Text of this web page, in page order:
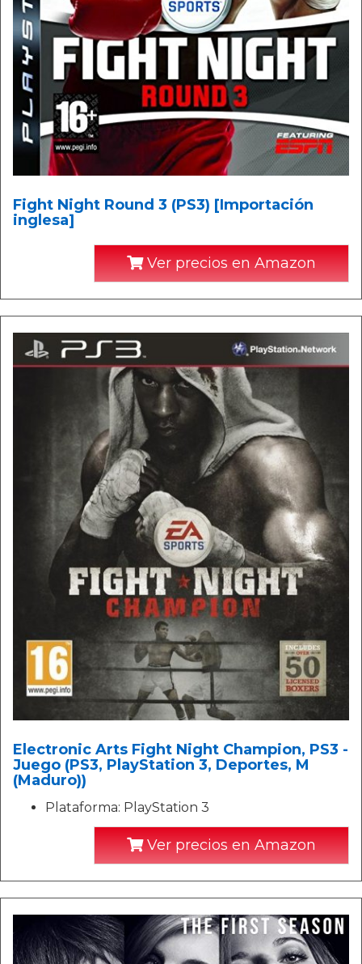
Fight Night Round 3 (PS3) [Importación
inglesa]
Ver precios en Amazon
Electronic Arts Fight Night Champion, PS3 -
Juego (PS3, PlayStation 3, Deportes, M
(Maduro))
Plataforma: PlayStation 3
Ver precios en Amazon